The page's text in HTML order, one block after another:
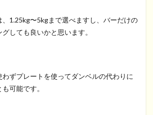
、1.25kg〜5kgまで選べますし、バーだけの
しても良いかと思います。
わずプレートを使ってダンベルの代わりに
可能です。